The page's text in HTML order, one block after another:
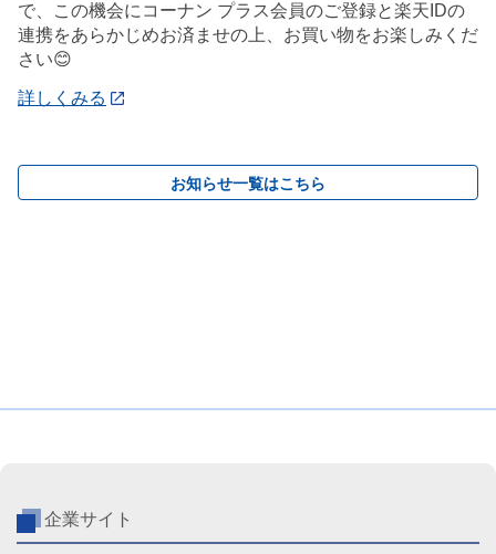
で、この機会にコーナン プラス会員のご登録と楽天IDの
連携をあらかじめお済ませの上、お買い物をお楽しみくだ
さい😊
詳しくみる
お知らせ一覧はこちら
企業サイト